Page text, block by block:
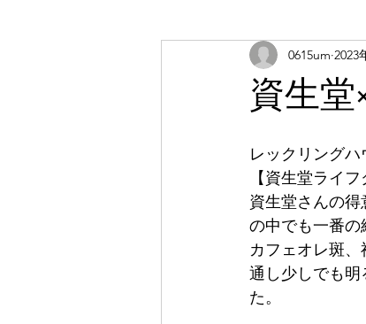
資生堂
0615um 2023
レックリング
【資生堂ライ
資生堂さんの
の中でも一番の
カフェオレ斑
通し少しでも
た。